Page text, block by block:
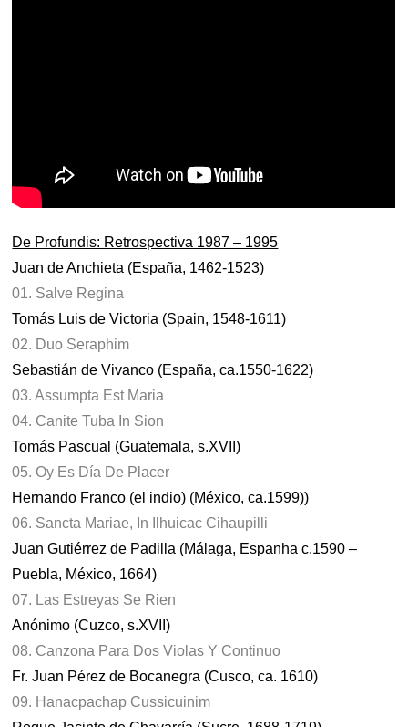
De Profundis: Retrospectiva 1987 – 1995
Juan de Anchieta (España, 1462-1523)
01. Salve Regina
Tomás Luis de Victoria (Spain, 1548-1611)
02. Duo Seraphim
Sebastián de Vivanco (España, ca.1550-1622)
03. Assumpta Est Maria
04. Canite Tuba In Sion
Tomás Pascual (Guatemala, s.XVII)
05. Oy Es Día De Placer
Hernando Franco (el indio) (México, ca.1599))
06. Sancta Mariae, In Ilhuicac Cihaupilli
Juan Gutiérrez de Padilla (Málaga, Espanha c.1590 –
Puebla, México, 1664)
07. Las Estreyas Se Rien
Anónimo (Cuzco, s.XVII)
08. Canzona Para Dos Violas Y Continuo
Fr. Juan Pérez de Bocanegra (Cusco, ca. 1610)
09. Hanacpachap Cussicuinim